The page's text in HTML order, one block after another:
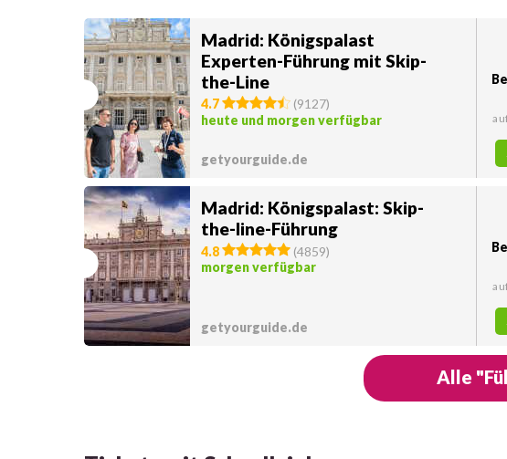
Madrid: Königspalast
Experten-Führung mit Skip-
the-Line
4.7 (9127)
heute und morgen verfügbar
getyourguide.de
Madrid: Königspalast: Skip-
the-line-Führung
4.8 (4859)
morgen verfügbar
getyourguide.de
Alle